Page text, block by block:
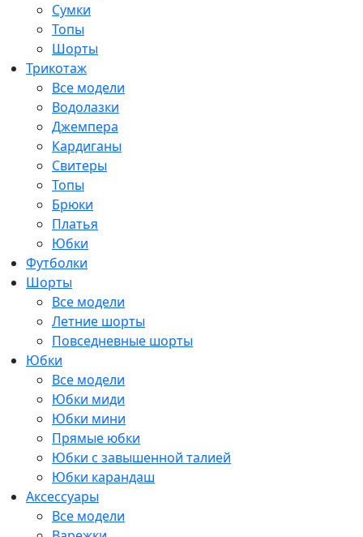
Сумки
Топы
Шорты
Трикотаж
Все модели
Водолазки
Джемпера
Кардиганы
Свитеры
Топы
Брюки
Платья
Юбки
Футболки
Шорты
Все модели
Летние шорты
Повседневные шорты
Юбки
Все модели
Юбки миди
Юбки мини
Прямые юбки
Юбки с завышенной талией
Юбки карандаш
Аксессуары
Все модели